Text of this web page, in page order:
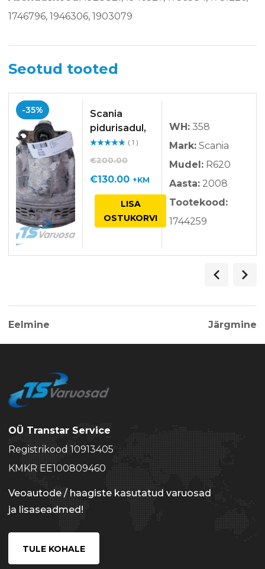
1746796, 1946306, 1903079
Seotud tooted
-35%
Scania
pidurisadul,
esi, vasak
Hinnangu
ga / 5
( 1 )
€200.00
Algne
hind
€130.00Praegune
hind
on:
+KM
LISA
OSTUKORVI
WH: 358
Mark: Scania
Mudel: R620
Aasta: 2008
Tootekood:
1744259
Eelmine Järgmine
OÜ Transtar Service
Registrikood 10913405
KMKR EE100809460
Veoautode / haagiste kasutatud varuosad
ja lisaseadmed!
TULE KOHALE